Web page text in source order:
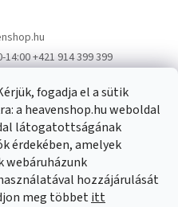
fogadja el a sütik
a heavenshop.hu weboldal
látogatottságának
érdekében, amelyek
hozzájárulását
meg többetitt
+421 914 399 399